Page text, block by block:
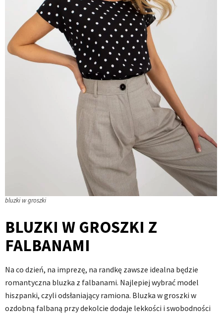
bluzki w groszki
BLUZKI W GROSZKI Z
FALBANAMI
Na co dzień, na imprezę, na randkę zawsze idealna będzie
romantyczna bluzka z falbanami. Najlepiej wybrać model
hiszpanki, czyli odsłaniający ramiona. Bluzka w groszki w
ozdobną falbaną przy dekolcie dodaje lekkości i swobodności